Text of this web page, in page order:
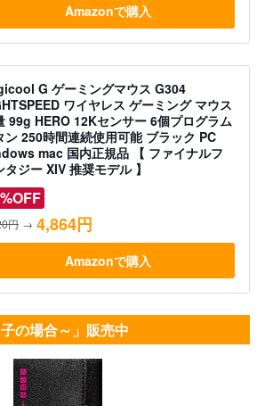
Amazonで購入
G ゲーミングマウス G304
ワイヤレス ゲーミング マウス
99g HERO 12Kセンサー 6個プログラム
ン 250時間連続使用可能 ブラック PC
mac 国内正規品 【 ファイナルフ
タジー XIV 推奨モデル 】
円 → 4,864円
Amazonで購入
の場合～」販売中